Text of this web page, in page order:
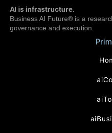
AI is infrastructure.
Business AI Future® is a
governance and execution.